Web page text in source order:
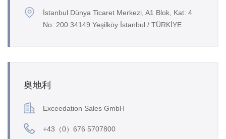
İstanbul Dünya Ticaret Merkezi, A1 Blok, Kat: 4
No: 200 34149 Yeşilköy İstanbul / TÜRKİYE
奥地利
Exceedation Sales GmbH
+43（0）676 5707800